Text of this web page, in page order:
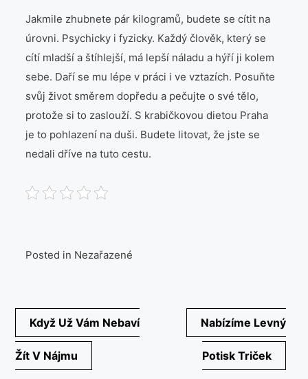
Jakmile zhubnete pár kilogramů, budete se cítit na
úrovni. Psychicky i fyzicky. Každý člověk, který se
cítí mladší a štíhlejší, má lepší náladu a hýří ji kolem
sebe. Daří se mu lépe v práci i ve vztazích. Posuňte
svůj život směrem dopředu a pečujte o své tělo,
protože si to zaslouží. S krabičkovou dietou Praha
je to pohlazení na duši. Budete litovat, že jste se
nedali dříve na tuto cestu.
Posted in Nezařazené
Navigace
pro
příspěvek
Když Už Vám Nebaví
Žít V Nájmu
Nabízíme Levný
Potisk Triček